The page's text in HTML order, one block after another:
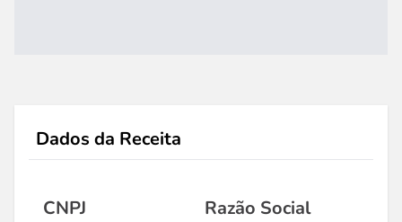
Dados da Receita
CNPJ Razão Social